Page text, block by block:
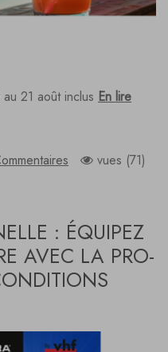
21 août inclus En lire
vues (71)
: ÉQUIPEZ
AVEC LA PRO-